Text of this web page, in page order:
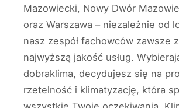
Mazowiecki, Nowy Dwór
oraz Warszawa – niezależnie od
nasz zespół fachowców zawsze
najwyższą jakość usług.
dobraklima, decydujesz się na
rzetelność i klimatyzację, która